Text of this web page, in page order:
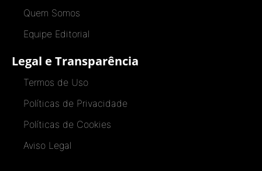
Quem Somos
Equipe Editorial
Legal e Transparência
Termos de Uso
Políticas de Privacidade
Políticas de Cookies
Aviso Legal